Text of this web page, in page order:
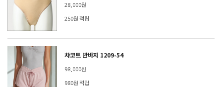
28,000원
250원 적립
챠코트 반바지 1209-54
98,000원
980원 적립